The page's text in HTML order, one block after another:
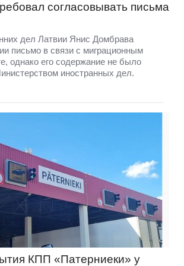
согласовывать письма
дел Латвии Янис Домбрава
письмо в связи с миграционным
однако его содержание не было
иностранных дел.
КПП «Патерниеки» у